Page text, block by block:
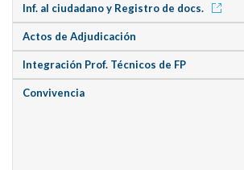
Inf. al ciudadano y Registro de docs.
Actos de Adjudicación
Integración Prof. Técnicos de FP
Convivencia